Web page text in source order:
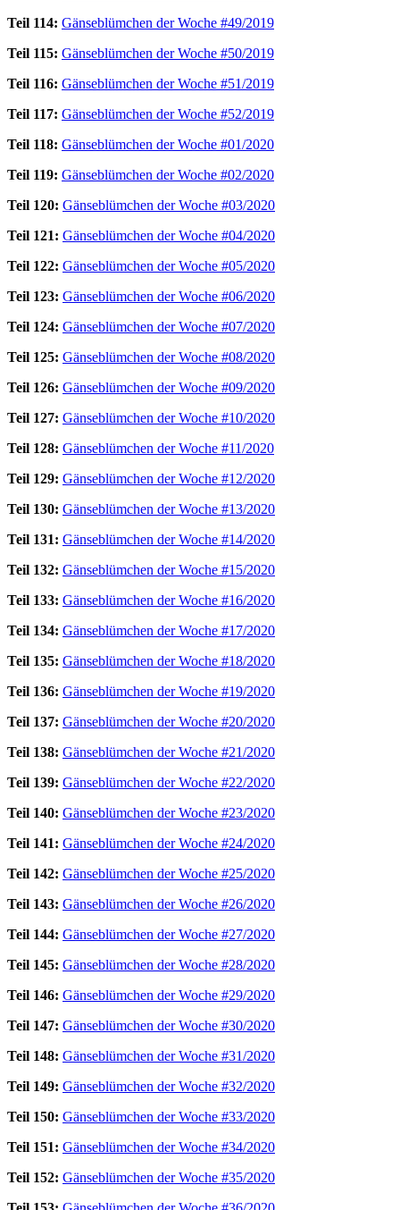
Teil 114: Gänseblümchen der Woche #49/2019
Teil 115: Gänseblümchen der Woche #50/2019
Teil 116: Gänseblümchen der Woche #51/2019
Teil 117: Gänseblümchen der Woche #52/2019
Teil 118: Gänseblümchen der Woche #01/2020
Teil 119: Gänseblümchen der Woche #02/2020
Teil 120: Gänseblümchen der Woche #03/2020
Teil 121: Gänseblümchen der Woche #04/2020
Teil 122: Gänseblümchen der Woche #05/2020
Teil 123: Gänseblümchen der Woche #06/2020
Teil 124: Gänseblümchen der Woche #07/2020
Teil 125: Gänseblümchen der Woche #08/2020
Teil 126: Gänseblümchen der Woche #09/2020
Teil 127: Gänseblümchen der Woche #10/2020
Teil 128: Gänseblümchen der Woche #11/2020
Teil 129: Gänseblümchen der Woche #12/2020
Teil 130: Gänseblümchen der Woche #13/2020
Teil 131: Gänseblümchen der Woche #14/2020
Teil 132: Gänseblümchen der Woche #15/2020
Teil 133: Gänseblümchen der Woche #16/2020
Teil 134: Gänseblümchen der Woche #17/2020
Teil 135: Gänseblümchen der Woche #18/2020
Teil 136: Gänseblümchen der Woche #19/2020
Teil 137: Gänseblümchen der Woche #20/2020
Teil 138: Gänseblümchen der Woche #21/2020
Teil 139: Gänseblümchen der Woche #22/2020
Teil 140: Gänseblümchen der Woche #23/2020
Teil 141: Gänseblümchen der Woche #24/2020
Teil 142: Gänseblümchen der Woche #25/2020
Teil 143: Gänseblümchen der Woche #26/2020
Teil 144: Gänseblümchen der Woche #27/2020
Teil 145: Gänseblümchen der Woche #28/2020
Teil 146: Gänseblümchen der Woche #29/2020
Teil 147: Gänseblümchen der Woche #30/2020
Teil 148: Gänseblümchen der Woche #31/2020
Teil 149: Gänseblümchen der Woche #32/2020
Teil 150: Gänseblümchen der Woche #33/2020
Teil 151: Gänseblümchen der Woche #34/2020
Teil 152: Gänseblümchen der Woche #35/2020